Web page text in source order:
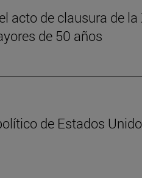
acto de clausura de la
de 50 años
de Estados